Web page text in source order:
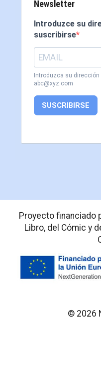
Newsletter
Introduzce su
suscribirse
Introduzca su
abc@xyz.com
SUSCRIBIRSE
Proyecto financiado
Libro, del Cómic y
© 2026